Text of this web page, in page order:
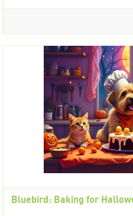
Bluebird: Baking for